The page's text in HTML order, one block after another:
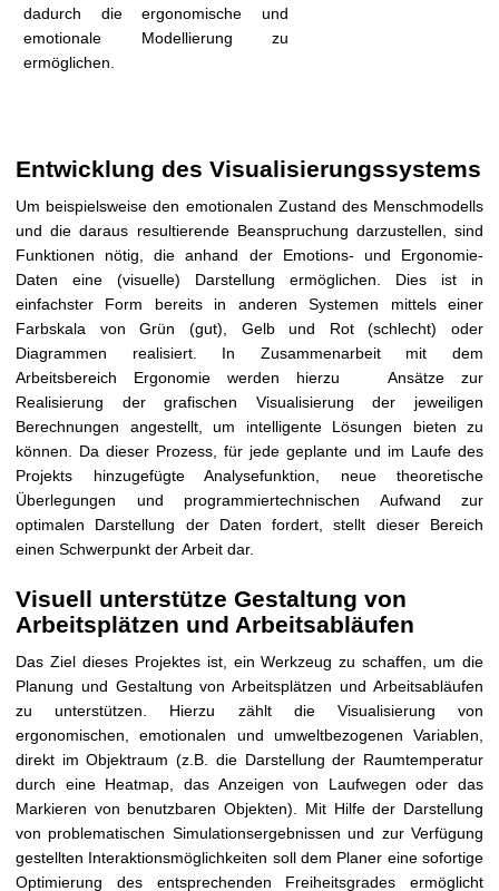
dadurch die ergonomische und
emotionale Modellierung zu
ermöglichen.
Entwicklung des Visualisierungssystems
Um beispielsweise den emotionalen Zustand des Menschmodells
und die daraus resultierende Beanspruchung darzustellen, sind
Funktionen nötig, die anhand der Emotions- und Ergonomie-
Daten eine (visuelle) Darstellung ermöglichen. Dies ist in
einfachster Form bereits in anderen Systemen mittels einer
Farbskala von Grün (gut), Gelb und Rot (schlecht) oder
Diagrammen realisiert. In Zusammenarbeit mit dem
Arbeitsbereich Ergonomie werden hierzu Ansätze zur
Realisierung der grafischen Visualisierung der jeweiligen
Berechnungen angestellt, um intelligente Lösungen bieten zu
können. Da dieser Prozess, für jede geplante und im Laufe des
Projekts hinzugefügte Analysefunktion, neue theoretische
Überlegungen und programmiertechnischen Aufwand zur
optimalen Darstellung der Daten fordert, stellt dieser Bereich
einen Schwerpunkt der Arbeit dar.
Visuell unterstütze Gestaltung von
Arbeitsplätzen und Arbeitsabläufen
Das Ziel dieses Projektes ist, ein Werkzeug zu schaffen, um die
Planung und Gestaltung von Arbeitsplätzen und Arbeitsabläufen
zu unterstützen. Hierzu zählt die Visualisierung von
ergonomischen, emotionalen und umweltbezogenen Variablen,
direkt im Objektraum (z.B. die Darstellung der Raumtemperatur
durch eine Heatmap, das Anzeigen von Laufwegen oder das
Markieren von benutzbaren Objekten). Mit Hilfe der Darstellung
von problematischen Simulationsergebnissen und zur Verfügung
gestellten Interaktionsmöglichkeiten soll dem Planer eine sofortige
Optimierung des entsprechenden Freiheitsgrades ermöglicht